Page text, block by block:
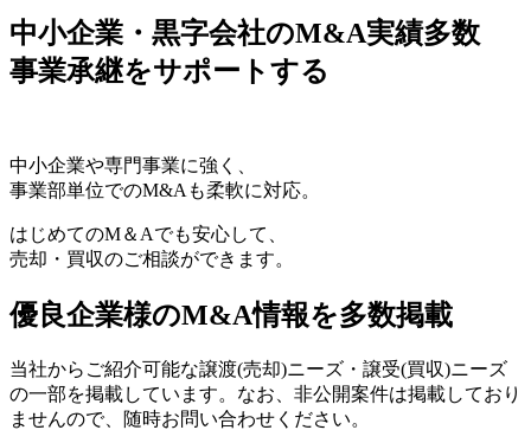
中小企業・黒字会社のM&A実績多数
事業承継をサポートする
中小企業や専門事業に強く、
事業部単位でのM&Aも柔軟に対応。
はじめてのM＆Aでも安心して、
売却・買収のご相談ができます。
優良企業様のM&A情報を多数掲載
当社からご紹介可能な譲渡(売却)ニーズ・譲受(買収)ニーズ
の一部を掲載しています。なお、非公開案件は掲載しており
ませんので、随時お問い合わせください。